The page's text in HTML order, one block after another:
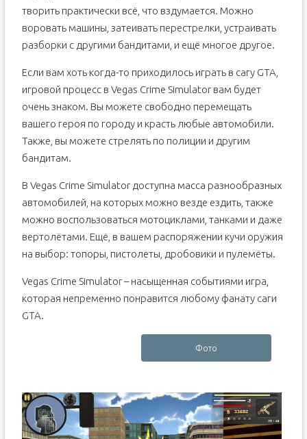
творить практически всё, что вздумается. Можно
воровать машины, затеивать перестрелки, устраивать
разборки с другими бандитами, и ещё многое другое.
Если вам хоть когда-то приходилось играть в сагу GTA,
игровой процесс в Vegas Crime Simulator вам будет
очень знаком. Вы можете свободно перемещать
вашего героя по городу и красть любые автомобили.
Также, вы можете стрелять по полиции и другим
бандитам.
В Vegas Crime Simulator доступна масса разнообразных
автомобилей, на которых можно везде ездить, также
можно воспользоваться мотоциклами, танками и даже
вертолётами. Ещё, в вашем распоряжении кучи оружия
на выбор: топоры, пистолеты, дробовики и пулемёты.
Vegas Crime Simulator – насыщенная событиями игра,
которая непременно понравится любому фанату саги
GTA.
Фото